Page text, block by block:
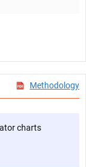
Methodology
charts